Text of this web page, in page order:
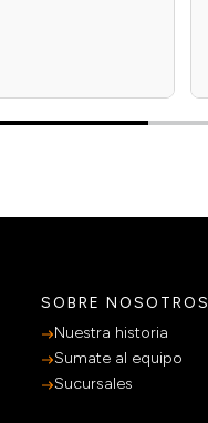
SOBRE NOSOTROS
Nuestra historia
Sumate al equipo
Sucursales